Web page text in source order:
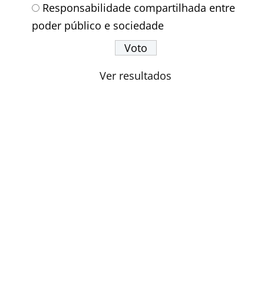
Responsabilidade compartilhada entre
poder público e sociedade
Ver resultados